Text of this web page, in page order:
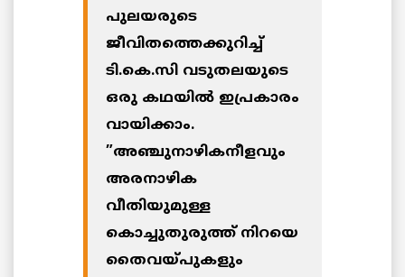
പുലയരുടെ
ജീവിതത്തെക്കുറിച്ച്
ടി.കെ.സി വടുതലയുടെ
ഒരു കഥയില്‍ ഇപ്രകാരം
വായിക്കാം.
”അഞ്ചുനാഴികനീളവും
അരനാഴിക
വീതിയുമുള്ള
കൊച്ചുതുരുത്ത് നിറയെ
തൈവയ്പുകളും